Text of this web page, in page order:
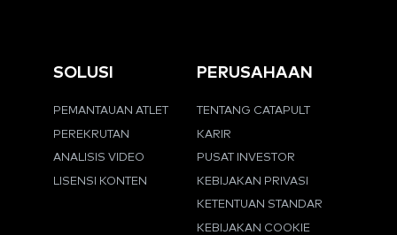
SOLUSI
PEMANTAUAN ATLET
PEREKRUTAN
ANALISIS VIDEO
LISENSI KONTEN
PERUSAHAAN
TENTANG CATAPULT
KARIR
PUSAT INVESTOR
KEBIJAKAN PRIVASI
KETENTUAN STANDAR
KEBIJAKAN COOKIE